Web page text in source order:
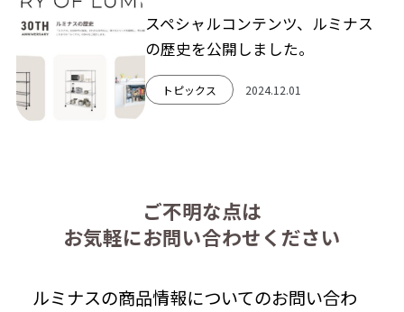
スペシャルコンテンツ、ルミナス
の歴史を公開しました。
トピックス 2024.12.01
ご不明な点は
お気軽にお問い合わせください
ルミナスの商品情報についてのお問い合わ